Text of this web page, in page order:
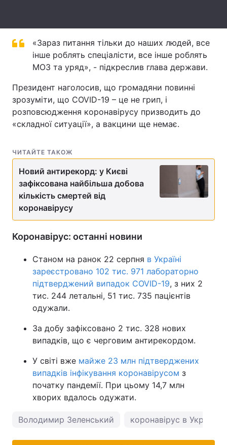
«Зараз питання тільки до наших людей, все
інше роблять спеціалісти, все інше роблять
МОЗ та уряд», - підкреслив глава держави.
Президент наголосив, що громадяни повинні
зрозуміти, що COVID-19 – це не грип, і
розповсюдження коронавірусу призводить до
«складної ситуації», а вакцини ще немає.
ЧИТАЙТЕ ТАКОЖ
Новий антирекорд: у Києві
зафіксована найбільша добова
кількість смертей від
коронавірусу
Коронавірус: останні новини
Станом на ранок 22 серпня в Україні
зареєстровано 102 тис. 971 лабораторно
підтверджений випадок COVID-19, з них 2
тис. 244 летальні, 51 тис. 735 пацієнтів
одужали.
За добу зафіксовано 2 тис. 328 нових
випадків, що є черговим антирекордом.
У світі вже майже 23 млн підтверджених
випадків інфікування коронавірусом з
початку пандемії. При цьому 14,7 млн
хворих вдалось одужати.
Володимир Зеленський коронавірус в Україні